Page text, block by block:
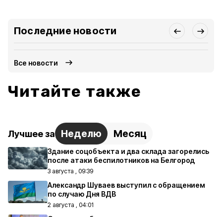
Последние новости
Все новости
Читайте также
Лучшее за Неделю Месяц
Здание соцобъекта и два склада загорелись
после атаки беспилотников на Белгород
3 августа , 09:39
Александр Шуваев выступил с обращением
по случаю Дня ВДВ
2 августа , 04:01